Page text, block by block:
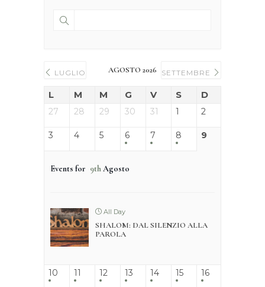
LUGLIO AGOSTO 2026 SETTEMBRE
L M M G V S D
27 28 29 30 31 1 2
3 4 5 6 7 8 9
Events for 9thAgosto
All Day
SHALOM: DAL SILENZIO ALLA
PAROLA
10 11 12 13 14 15 16